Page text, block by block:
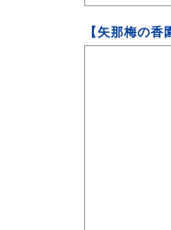
【矢那梅の香